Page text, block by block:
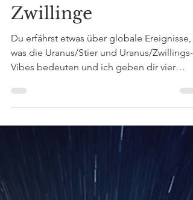
Uranus im
Sternzeichen
Zwillinge
Du erfährst etwas über globale Ereignisse,
was die Uranus/Stier und Uranus/Zwillings-
Tipps, wie du mit dem Transit am besten
Themen, die dich betreffen könnten, wenn
Uranus ein persönliches Gestirn bei dir im
Horoskop mit Aspekten (Konjunktion,